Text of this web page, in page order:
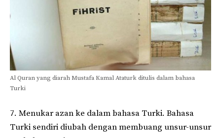
Al Quran yang diarah Mustafa Kamal Ataturk ditulis dalam bahasa
Turki
7. Menukar azan ke dalam bahasa Turki. Bahasa
Turki sendiri diubah dengan membuang unsur-unsur